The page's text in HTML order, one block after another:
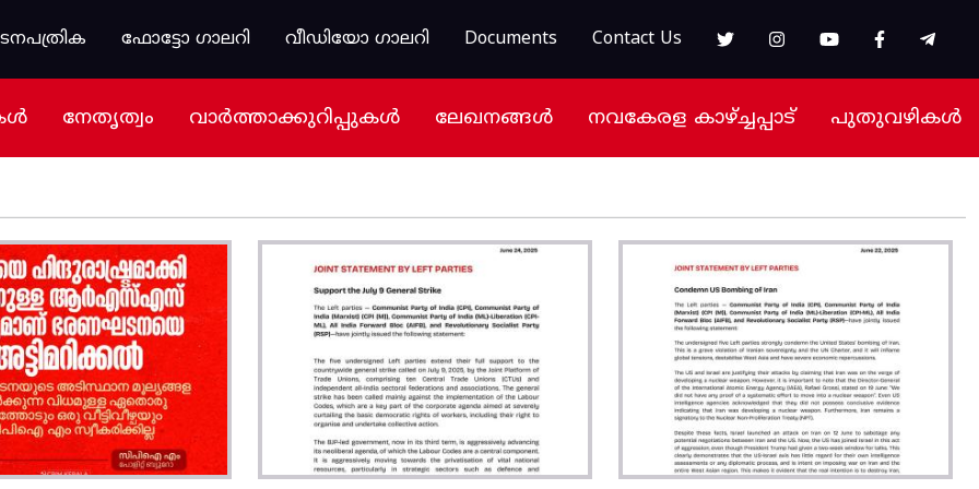
ഫോട്ടോ ഗാലറി വീഡിയോ ഗാലറി Documents Contact Us
നേതൃത്വം വാർത്താക്കുറിപ്പുകൾ ലേഖനങ്ങൾ നവകേരള കാഴ്ച്ചപ്പാട് പുതുവഴികൾ